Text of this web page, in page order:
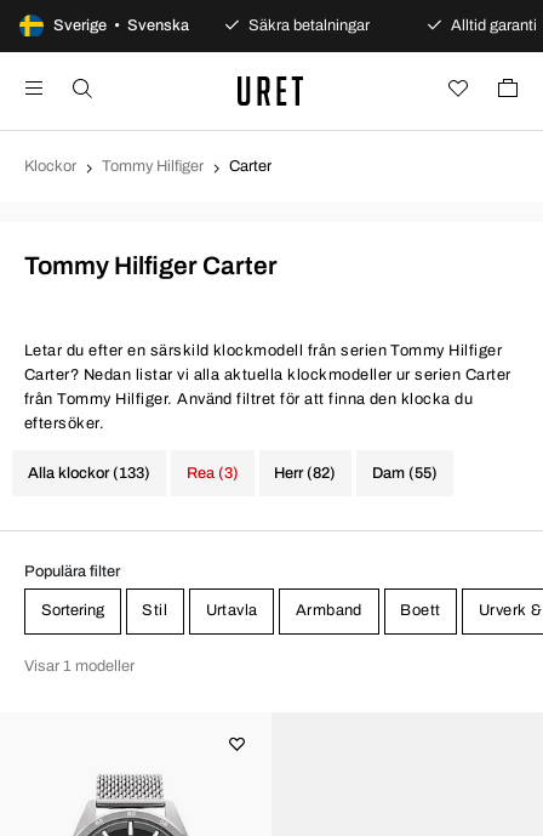
Sverige • Svenska
dagars öppet köp Säkra betalningar Alltid garanti
Klockor Tommy Hilfiger Carter
Tommy Hilfiger Carter
Letar du efter en särskild klockmodell från serien Tommy Hilfiger
Carter? Nedan listar vi alla aktuella klockmodeller ur serien Carter
från Tommy Hilfiger. Använd filtret för att finna den klocka du
eftersöker.
Alla klockor (133) Herr (82) Dam (55)
Rea (3)
Populära filter
Sortering Stil Urtavla Armband Boett Urverk
Visar 1 modeller